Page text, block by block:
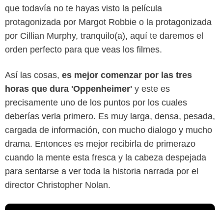
que todavía no te hayas visto la película
protagonizada por Margot Robbie o la protagonizada
por Cillian Murphy, tranquilo(a), aquí te daremos el
orden perfecto para que veas los filmes.
Así las cosas, es mejor comenzar por las tres
horas que dura 'Oppenheimer' y este es
precisamente uno de los puntos por los cuales
deberías verla primero. Es muy larga, densa, pesada,
cargada de información, con mucho dialogo y mucho
drama. Entonces es mejor recibirla de primerazo
cuando la mente esta fresca y la cabeza despejada
para sentarse a ver toda la historia narrada por el
director Christopher Nolan.